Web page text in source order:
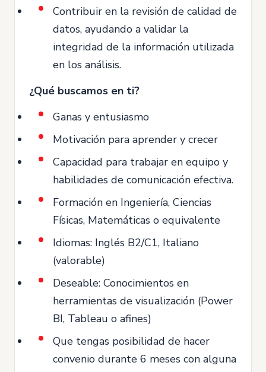
Contribuir en la revisión de calidad de
datos, ayudando a validar la
integridad de la información utilizada
en los análisis.
¿Qué buscamos en ti?
Ganas y entusiasmo
Motivación para aprender y crecer
Capacidad para trabajar en equipo y
habilidades de comunicación efectiva.
Formación en Ingeniería, Ciencias
Físicas, Matemáticas o equivalente
Idiomas: Inglés B2/C1, Italiano
(valorable)
Deseable: Conocimientos en
herramientas de visualización (Power
BI, Tableau o afines)
Que tengas posibilidad de hacer
convenio durante 6 meses con alguna